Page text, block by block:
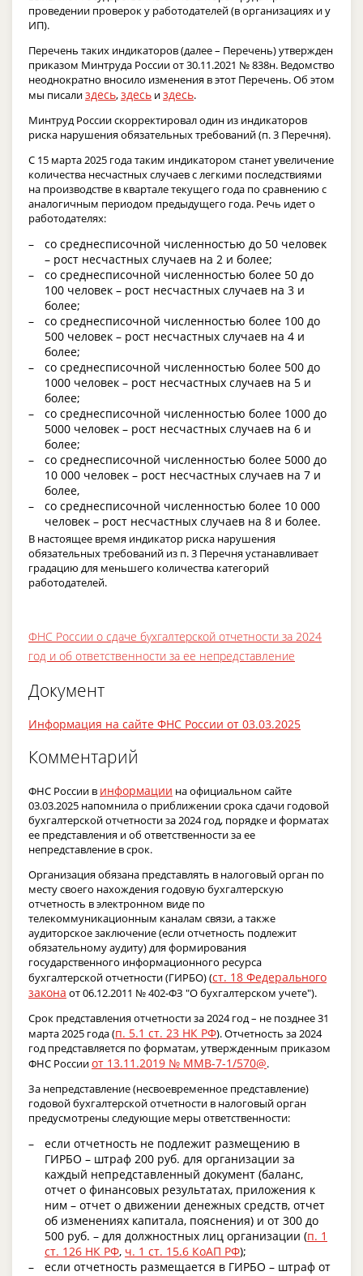
проведении проверок у работодателей (в организациях и у
ИП).
Перечень таких индикаторов (далее – Перечень) утвержден
приказом Минтруда России от 30.11.2021 № 838н. Ведомство
неоднократно вносило изменения в этот Перечень. Об этом
мы писализдесь,здесь издесь.
Минтруд России скорректировал один из индикаторов
риска нарушения обязательных требований (п. 3 Перечня).
С 15 марта 2025 года таким индикатором станет увеличение
количества несчастных случаев с легкими последствиями
на производстве в квартале текущего года по сравнению с
аналогичным периодом предыдущего года. Речь идет о
работодателях:
со среднесписочной численностью до 50 человек
– рост несчастных случаев на 2 и более;
со среднесписочной численностью более 50 до
100 человек – рост несчастных случаев на 3 и
более;
со среднесписочной численностью более 100 до
500 человек – рост несчастных случаев на 4 и
более;
со среднесписочной численностью более 500 до
1000 человек – рост несчастных случаев на 5 и
более;
со среднесписочной численностью более 1000 до
5000 человек – рост несчастных случаев на 6 и
более;
со среднесписочной численностью более 5000 до
10 000 человек – рост несчастных случаев на 7 и
более,
со среднесписочной численностью более 10 000
человек – рост несчастных случаев на 8 и более.
В настоящее время индикатор риска нарушения
обязательных требований из п. 3 Перечня устанавливает
градацию для меньшего количества категорий
работодателей.
ФНС России о сдаче бухгалтерской отчетности за 2024
год и об ответственности за ее непредставление
Документ
Информация на сайте ФНС России от 03.03.2025
Комментарий
ФНС России в информации на официальном сайте
03.03.2025 напомнила о приближении срока сдачи годовой
бухгалтерской отчетности за 2024 год, порядке и форматах
ее представления и об ответственности за ее
непредставление в срок.
Организация обязана представлять в налоговый орган по
месту своего нахождения годовую бухгалтерскую
отчетность в электронном виде по
телекоммуникационным каналам связи, а также
аудиторское заключение (если отчетность подлежит
обязательному аудиту) для формирования
государственного информационного ресурса
бухгалтерской отчетности (ГИРБО) (ст. 18 Федерального
закона от 06.12.2011 № 402-ФЗ "О бухгалтерском учете").
Срок представления отчетности за 2024 год – не позднее 31
марта 2025 года (п. 5.1 ст. 23 НК РФ). Отчетность за 2024
год представляется по форматам, утвержденным приказом
ФНС Россииот 13.11.2019 № ММВ-7-1/570@.
За непредставление (несвоевременное представление)
годовой бухгалтерской отчетности в налоговый орган
предусмотрены следующие меры ответственности:
если отчетность не подлежит размещению в
ГИРБО – штраф 200 руб. для организации за
каждый непредставленный документ (баланс,
отчет о финансовых результатах, приложения к
ним – отчет о движении денежных средств, отчет
об изменениях капитала, пояснения) и от 300 до
500 руб. – для должностных лиц организации (п. 1
ст. 126 НК РФ, ч. 1 ст. 15.6 КоАП РФ);
если отчетность размещается в ГИРБО – штраф от